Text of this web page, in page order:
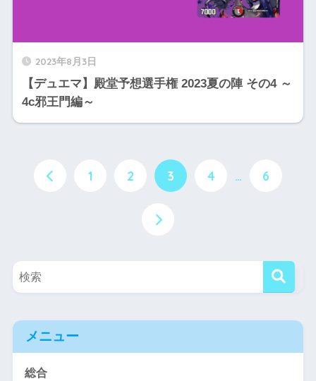
2023年8月3日
【デュエマ】殿堂予想選手権 2023夏の陣 その4 ～
4c邪王門編～
1 2 3 4 … 6
メニュー
総合